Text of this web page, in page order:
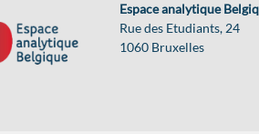
Espace analytique
Rue des Etudiants, 24
1060 Bruxelles